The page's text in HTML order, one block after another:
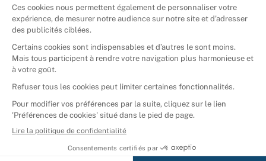
Donner vos livres
Ammareal © 2026